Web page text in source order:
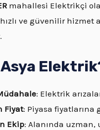
mahallesi Elektrikçi
ve güvenilir hizmet
Asya
: Elektrik
Fiyat: Piyasa fiyatlarına
Ekip: Alanında